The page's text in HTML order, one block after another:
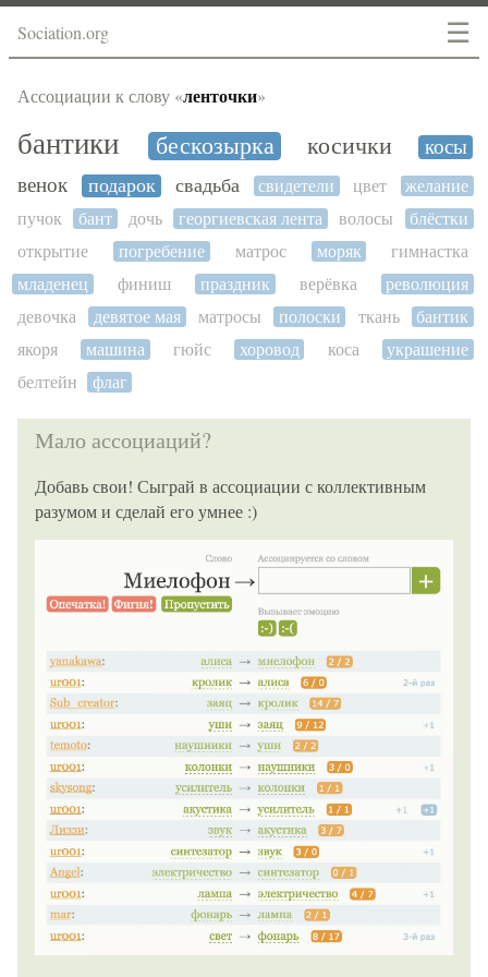
☰
Sociation.org
Ассоциации к слову «ленточки»
бантики бескозырка косички
косы
венок
подарок свадьба свидетели цвет
желание
пучок
бант дочь георгиевская лента волосы
блёстки
открытие
погребение матрос моряк
гимнастка
младенец
финиш праздник верёвка
революция
девочка
девятое мая матросы полоски ткань
бантик
якоря
машина гюйс хоровод коса
украшение
белтейн
флаг
Мало ассоциаций?
Добавь свои! Сыграй в ассоциации с коллективным
разумом и сделай его умнее :)